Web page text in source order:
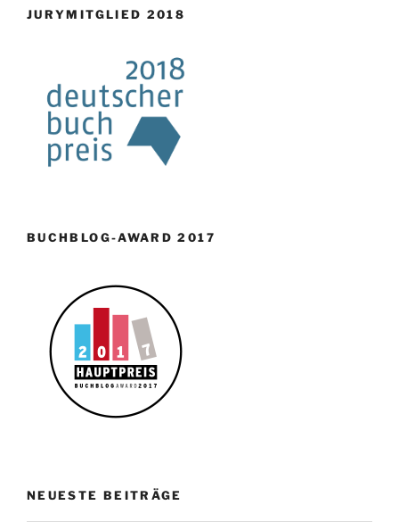
JURYMITGLIED 2018
BUCHBLOG-AWARD 2017
NEUESTE BEITRÄGE